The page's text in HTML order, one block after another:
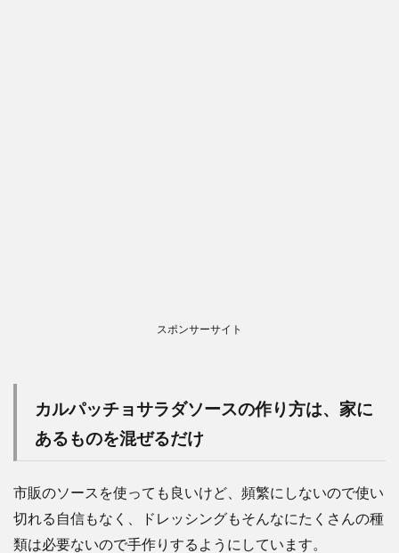
スポンサーサイト
カルパッチョサラダソースの作り方は、家に
あるものを混ぜるだけ
市販のソースを使っても良いけど、頻繁にしないので使い
切れる自信もなく、ドレッシングもそんなにたくさんの種
類は必要ないので手作りするようにしています。